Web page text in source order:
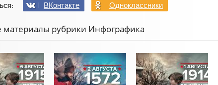
ВКонтакте Одноклассники
материалы рубрики Инфографика